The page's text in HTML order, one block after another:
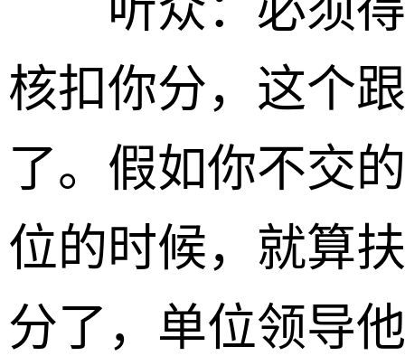
核扣你分，这个
了。假如你不交
位的时候，就算
分了，单位领导